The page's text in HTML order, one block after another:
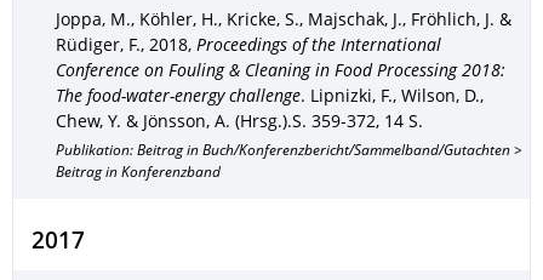
Joppa, M., Köhler, H., Kricke, S., Majschak, J., Fröhlich, J. &
Rüdiger, F., 2018, Proceedings of the International
Conference on Fouling & Cleaning in Food Processing 2018:
The food-water-energy challenge. Lipnizki, F., Wilson, D.,
Chew, Y. & Jönsson, A. (Hrsg.).S. 359-372, 14 S.
Publikation: Beitrag in Buch/Konferenzbericht/Sammelband/Gutachten >
Beitrag in Konferenzband
2017